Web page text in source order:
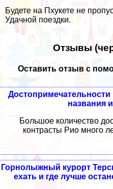
Будете на Пхукете не
Удачной поездки.
Отзывы
Оставить отзыв с
названия
Большое количество
контрасты Рио много
Горнолыжный курорт
ехать и где лучше